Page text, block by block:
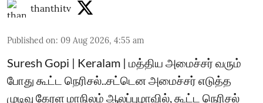
thanthitv
Published on: 09 Aug 2026, 4:55 am
Suresh Gopi | Keralam | மத்திய அமைச்சர் வரும்
போது கூட்ட நெரிசல்..சட்டென அமைச்சர் எடுத்த
முடிவு கேரள மாநிலம் ஆலப்புழாவில், கூட்ட நெரிசல்